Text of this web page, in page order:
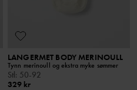
LANGERMET BODY MERINOULL
Tynn merinoull og ekstra myke sømmer
Stl: 50-92
329 kr